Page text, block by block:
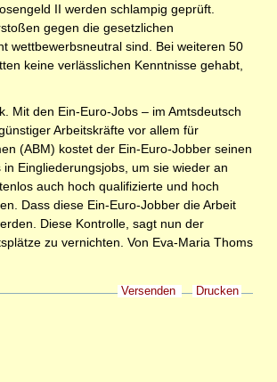
II werden schlampig geprüft.
gegen die gesetzlichen
wettbewerbsneutral sind. Bei weiteren 50
keine verlässlichen Kenntnisse gehabt,
Mit den Ein-Euro-Jobs – im Amtsdeutsch
Arbeitskräfte vor allem für
(ABM) kostet der Ein-Euro-Jobber seinen
Eingliederungsjobs, um sie wieder an
auch hoch qualifizierte und hoch
Dass diese Ein-Euro-Jobber die Arbeit
Diese Kontrolle, sagt nun der
zu vernichten. Von Eva-Maria Thoms
Versenden Drucken